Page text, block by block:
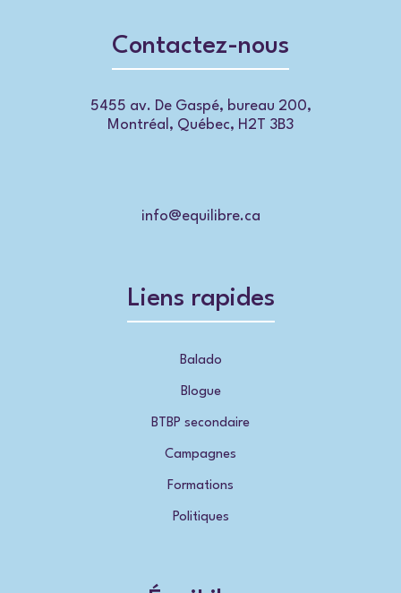
Contactez-nous
5455 av. De Gaspé, bureau 200,
Montréal, Québec, H2T 3B3
info@equilibre.ca
Liens rapides
Balado
Blogue
BTBP secondaire
Campagnes
Formations
Politiques